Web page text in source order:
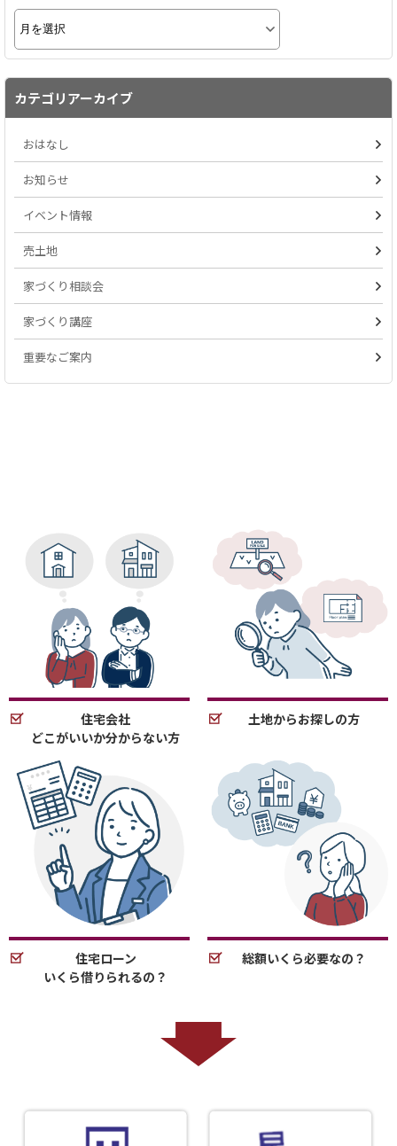
カテゴリアーカイブ
おはなし
お知らせ
イベント情報
売土地
家づくり相談会
家づくり講座
重要なご案内
住宅会社
どこがいいか分からない方
土地からお探しの方
住宅ローン
いくら借りられるの？
総額いくら必要なの？